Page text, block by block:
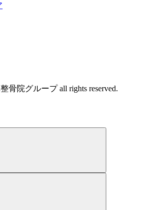
骨院グループ all rights reserved.